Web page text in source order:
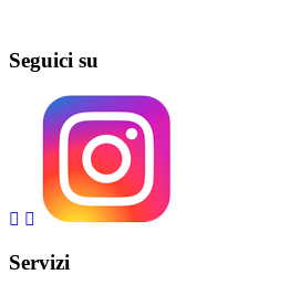
Seguici su
Servizi